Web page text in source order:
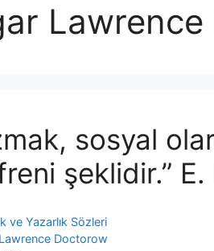
sosyal
şeklidir.”
ve Yazarlık Sözleri
Doctorow